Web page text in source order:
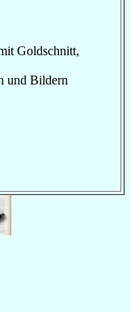
Goldschnitt,
und Bildern